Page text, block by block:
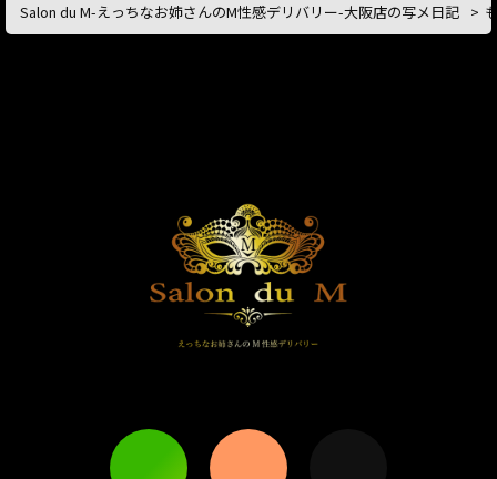
Salon du M-えっちなお姉さんのM性感デリバリー-大阪店の写メ日記